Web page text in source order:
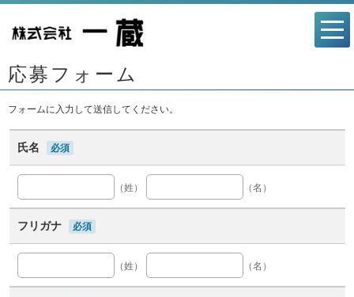
応募フォーム
フォームに入力して送信してください。
氏名 必須
（姓） （名）
フリガナ 必須
（姓） （名）